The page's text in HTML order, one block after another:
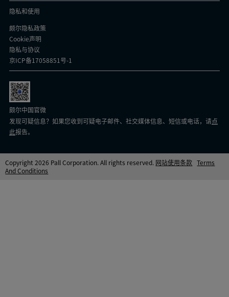
隐私和使用
颇尔隐私政策
Cookie声明
隐私与协议
京ICP备17058851号-1
颇尔中国官微
发现可疑信息？如果您收到可疑电子邮件、社交媒体信息、短信或电话，请点
此报告。
Copyright 2026 Pall Corporation. All rights reserved. 网站使用条款 Terms
And Conditions